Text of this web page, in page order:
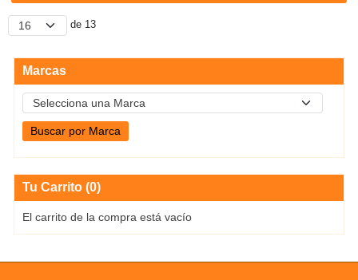
Marcas
Tu Carrito (0)
El carrito de la compra está vacío
de 13